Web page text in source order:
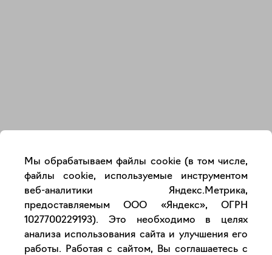
Мы обрабатываем файлы cookie (в том числе,
файлы cookie, используемые инструментом
веб-аналитики Яндекс.Метрика,
предоставляемым ООО «Яндекс», ОГРН
1027700229193). Это необходимо в целях
анализа использования сайта и улучшения его
работы. Работая с сайтом, Вы соглашаетесь с